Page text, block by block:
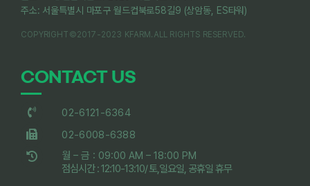
주소: 서울특별시 마포구 월드컵북로58길9 (상암동, ES타워)
COPYRIGHT©2017-2023 KFARM.ALL RIGHTS RESERVED.
CONTACT US
02-6121-6364
02-6008-6388
월 – 금 : 09:00 AM – 18:00 PM
점심시간 : 12:10-13:10/ 토,일요일, 공휴일 휴무